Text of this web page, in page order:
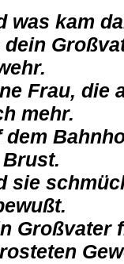
was kam
Frau, die
mehr.
dem
sie
Großvater